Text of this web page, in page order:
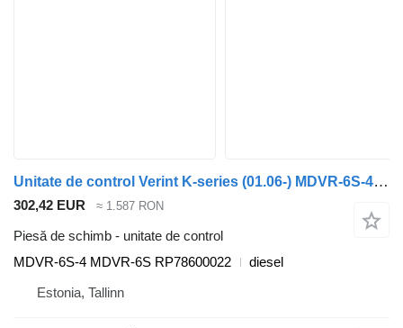
Unitate de control Verint K-series (01.06-) MDVR-6S-4 pentru autobuz Scania K,N,F-series bus (2006-)
302,42 EUR ≈ 1.587 RON
Piesă de schimb - unitate de control
MDVR-6S-4 MDVR-6S RP78600022
diesel
Estonia, Tallinn